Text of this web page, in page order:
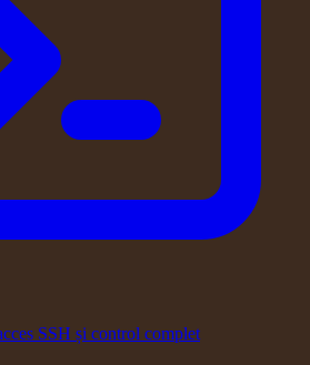
SSH și control complet